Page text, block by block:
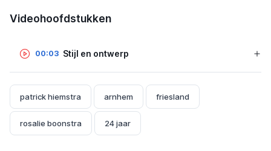
Videohoofdstukken
00:03 Stijl en ontwerp
patrick hiemstra arnhem friesland
rosalie boonstra 24 jaar